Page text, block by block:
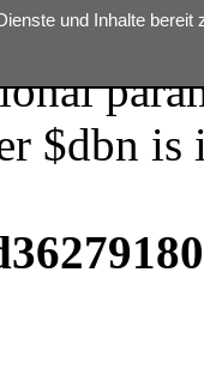
$dbn
und Inhalte